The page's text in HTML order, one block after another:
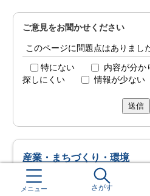
ご意見をお聞かせください
このページに問題点はありまし
特にない 内容が分か
探しにくい
情報が少ない
送信
産業・まちづくり・環境
環境の保全と創造
メニュー さがす